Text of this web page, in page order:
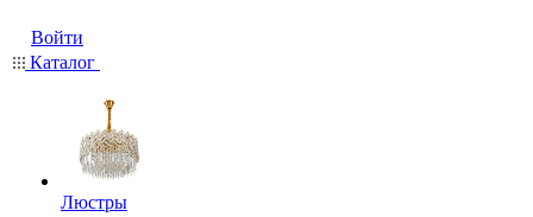
Войти
Каталог
Люстры